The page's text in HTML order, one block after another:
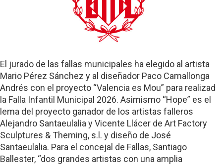
El jurado de las fallas municipales ha elegido al artista
Mario Pérez Sánchez y al diseñador Paco Camallonga
Andrés con el proyecto “Valencia es Mou” para realizad
la Falla Infantil Municipal 2026. Asimismo “Hope” es el
lema del proyecto ganador de los artistas falleros
Alejandro Santaeulalia y Vicente Llácer de Art Factory
Sculptures & Theming, s.l. y diseño de José
Santaeulalia. Para el concejal de Fallas, Santiago
Ballester, “dos grandes artistas con una amplia